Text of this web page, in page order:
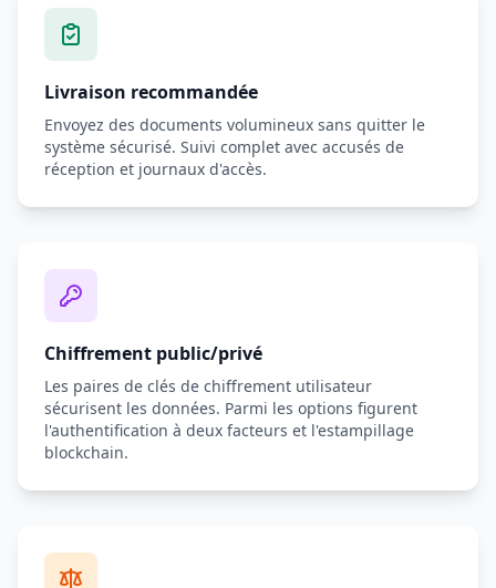
Livraison recommandée
Envoyez des documents volumineux sans quitter le
système sécurisé. Suivi complet avec accusés de
réception et journaux d'accès.
Chiffrement public/privé
Les paires de clés de chiffrement utilisateur
sécurisent les données. Parmi les options figurent
l'authentification à deux facteurs et l'estampillage
blockchain.